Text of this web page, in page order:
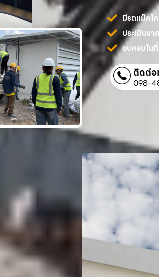
มีรถแม็คโ
ประเมินร
จบครบใน
ติดต่อ
098-